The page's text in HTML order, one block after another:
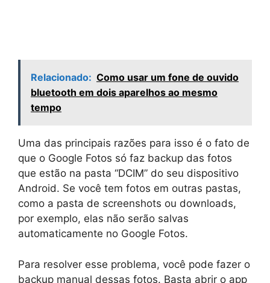
Relacionado: Como usar um fone de ouvido
bluetooth em dois aparelhos ao mesmo
tempo
Uma das principais razões para isso é o fato de
que o Google Fotos só faz backup das fotos
que estão na pasta “DCIM” do seu dispositivo
Android. Se você tem fotos em outras pastas,
como a pasta de screenshots ou downloads,
por exemplo, elas não serão salvas
automaticamente no Google Fotos.
Para resolver esse problema, você pode fazer o
backup manual dessas fotos. Basta abrir o app